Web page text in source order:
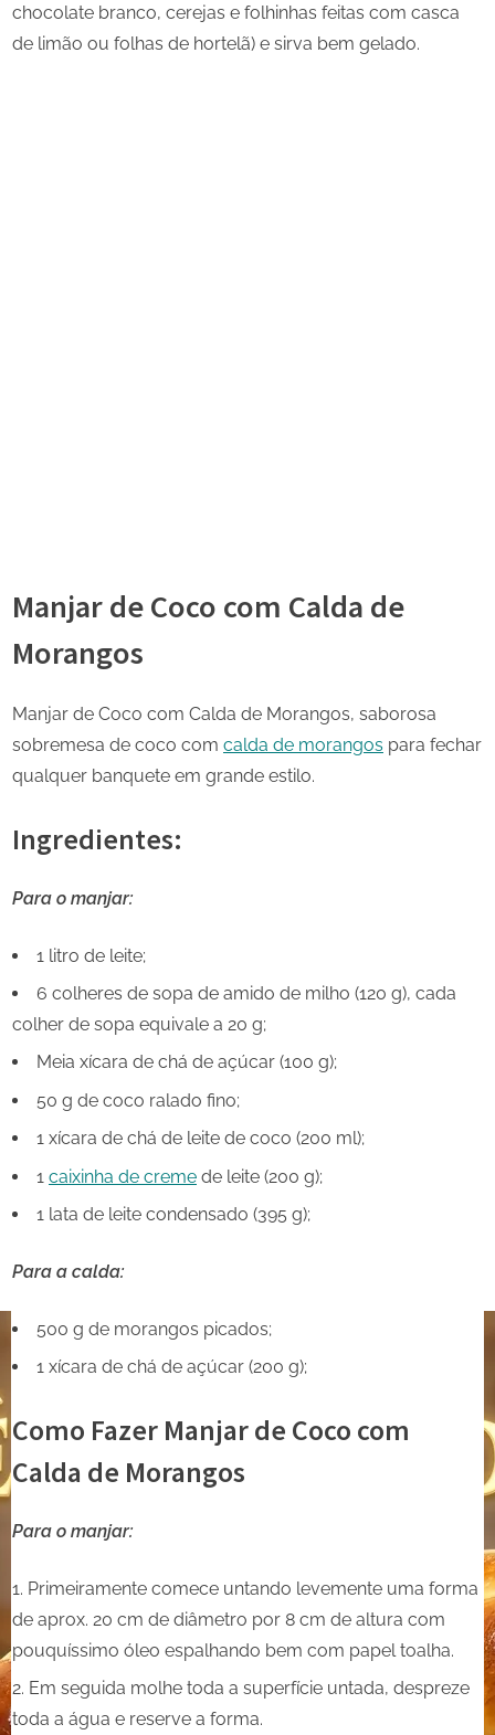
chocolate branco, cerejas e folhinhas feitas com casca
de limão ou folhas de hortelã) e sirva bem gelado.
Manjar de Coco com Calda de
Morangos
Manjar de Coco com Calda de Morangos, saborosa
sobremesa de coco com calda de morangos para fechar
qualquer banquete em grande estilo.
Ingredientes:
Para o manjar:
1 litro de leite;
6 colheres de sopa de amido de milho (120 g), cada
colher de sopa equivale a 20 g;
Meia xícara de chá de açúcar (100 g);
50 g de coco ralado fino;
1 xícara de chá de leite de coco (200 ml);
1 caixinha de creme de leite (200 g);
1 lata de leite condensado (395 g);
Para a calda:
500 g de morangos picados;
1 xícara de chá de açúcar (200 g);
Como Fazer Manjar de Coco com
Calda de Morangos
Para o manjar:
Primeiramente comece untando levemente uma forma
de aprox. 20 cm de diâmetro por 8 cm de altura com
pouquíssimo óleo espalhando bem com papel toalha.
Em seguida molhe toda a superfície untada, despreze
toda a água e reserve a forma.